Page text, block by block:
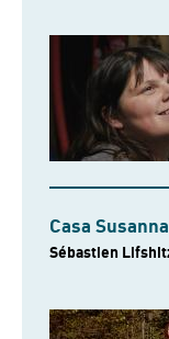
Casa Susanna